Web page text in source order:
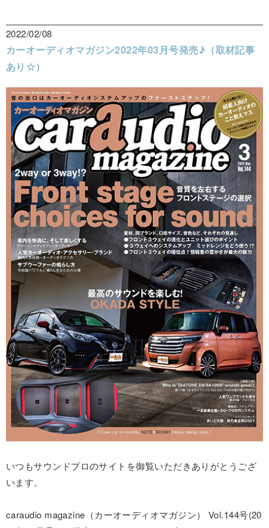
2022/02/08
カーオーディオマガジン2022年03月号発売♪（取材記事
あり☆）
いつもサウンドプロのサイトを御覧いただきありがとうござ
います。
caraudio magazine（カーオーディオマガジン） Vol.144号(20